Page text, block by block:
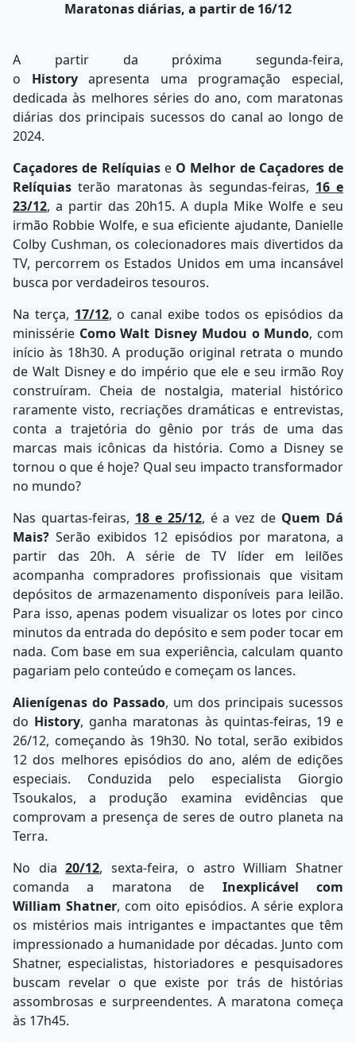
Maratonas diárias, a partir de 16/12
A partir da próxima segunda-feira,
o Historyapresenta uma programação especial,
dedicada às melhores séries do ano, com maratonas
diárias dos principais sucessos do canal ao longo de
2024.
Caçadores de Relíquiase O Melhor de Caçadores de
Relíquias terão maratonas às segundas-feiras, 16 e
23/12, a partir das 20h15. A dupla Mike Wolfe e seu
irmão Robbie Wolfe, e sua eficiente ajudante, Danielle
Colby Cushman, os colecionadores mais divertidos da
TV, percorrem os Estados Unidos em uma incansável
busca por verdadeiros tesouros.
Na terça, 17/12, o canal exibe todos os episódios da
minissérie Como Walt Disney Mudou o Mundo, com
início às 18h30. A produção original retrata o mundo
de Walt Disney e do império que ele e seu irmão Roy
construíram. Cheia de nostalgia, material histórico
raramente visto, recriações dramáticas e entrevistas,
conta a trajetória do gênio por trás de uma das
marcas mais icônicas da história. Como a Disney se
tornou o que é hoje? Qual seu impacto transformador
no mundo?
Nas quartas-feiras, 18 e 25/12, é a vez de Quem Dá
Mais? Serão exibidos 12 episódios por maratona, a
partir das 20h. A série de TV líder em leilões
acompanha compradores profissionais que visitam
depósitos de armazenamento disponíveis para leilão.
Para isso, apenas podem visualizar os lotes por cinco
minutos da entrada do depósito e sem poder tocar em
nada. Com base em sua experiência, calculam quanto
pagariam pelo conteúdo e começam os lances.
Alienígenas do Passado, um dos principais sucessos
do History, ganha maratonas às quintas-feiras, 19 e
26/12, começando às 19h30. No total, serão exibidos
12 dos melhores episódios do ano, além de edições
especiais. Conduzida pelo especialista Giorgio
Tsoukalos, a produção examina evidências que
comprovam a presença de seres de outro planeta na
Terra.
No dia20/12, sexta-feira, o astro William Shatner
comanda a maratona de Inexplicável
com
William Shatner, com oito episódios. A série explora
os mistérios mais intrigantes e impactantes que têm
impressionado a humanidade por décadas. Junto com
Shatner, especialistas, historiadores e pesquisadores
buscam revelar o que existe por trás de histórias
assombrosas e surpreendentes. A maratona começa
às 17h45.